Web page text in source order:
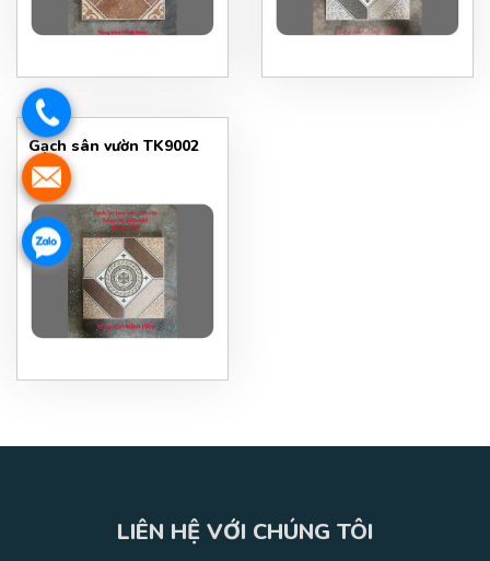
Gạch sân vườn TK9002
LIÊN HỆ VỚI CHÚNG TÔI